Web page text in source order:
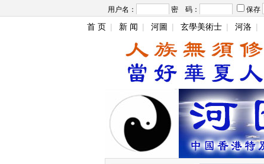
用户名： 密 码： 保存
首 页 | 新 闻 | 河圖 | 玄學美術士 | 河洛 |